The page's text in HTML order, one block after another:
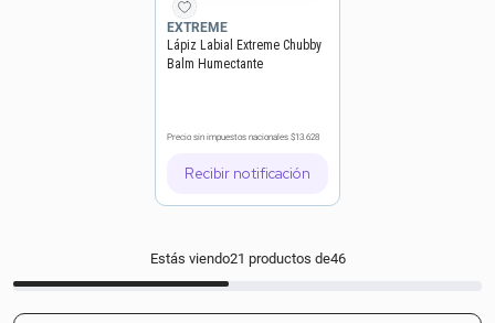
EXTREME
Lápiz Labial Extreme Chubby
Balm Humectante
Precio sin impuestos nacionales $13.628
Recibir notificación
Estás viendo21 productos de46